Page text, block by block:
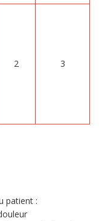
2 3
patient :